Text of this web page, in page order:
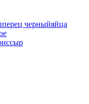
перец черныйяйца
сыр